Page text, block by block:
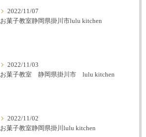
2022/11/07
お菓子教室静岡県掛川市lulu kitchen
2022/11/03
お菓子教室 静岡県掛川市 lulu kitchen
2022/11/02
お菓子教室静岡県掛川lulu kitchen